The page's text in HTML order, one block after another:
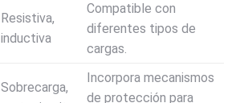
Resistiva,
inductiva
Compatible con
diferentes tipos de
cargas.
Sobrecarga,
Incorpora mecanismos
de protección para